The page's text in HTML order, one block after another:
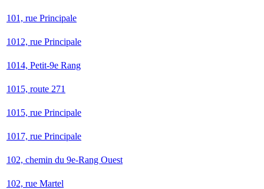
101, rue Principale
1012, rue Principale
1014, Petit-9e Rang
1015, route 271
1015, rue Principale
1017, rue Principale
102, chemin du 9e-Rang Ouest
102, rue Martel